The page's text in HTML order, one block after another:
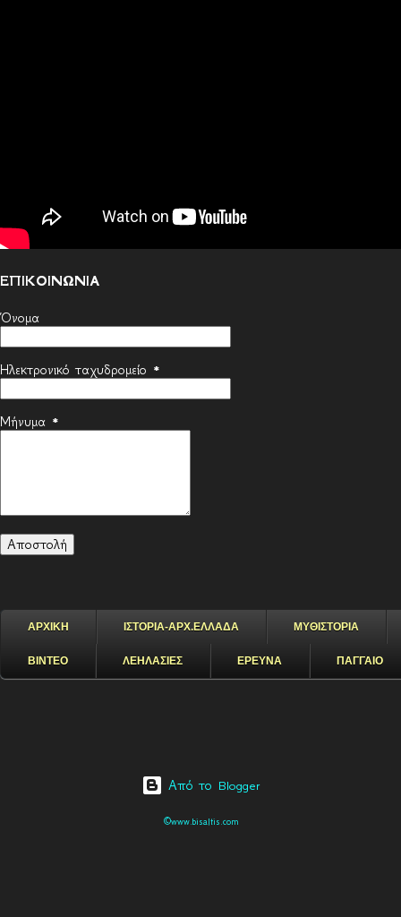
ΕΠΙΚΟΙΝΩΝΙΑ
Όνομα
Ηλεκτρονικό ταχυδρομείο *
Μήνυμα *
ΑΡΧΙΚΗ ΙΣΤΟΡΙΑ-ΑΡΧ.ΕΛΛΑΔΑ ΜΥΘΙΣΤΟΡΙΑ
ΒΙΝΤΕΟ ΛΕΗΛΑΣΙΕΣ ΕΡΕΥΝΑ ΠΑΓΓΑΙΟ
Από το Blogger
©www.bisaltis.com